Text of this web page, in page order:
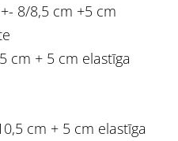
8/8,5 cm +5 cm
cm + 5 cm elastīga
cm + 5 cm elastīga